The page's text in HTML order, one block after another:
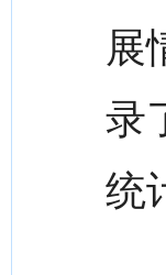
展
录
统